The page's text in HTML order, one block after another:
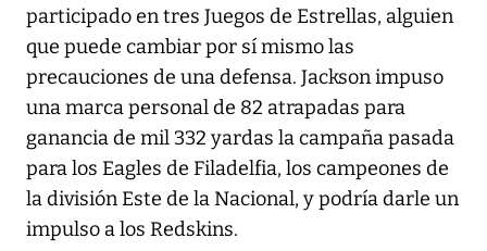
participado en tres Juegos de Estrellas, alguien
que puede cambiar por sí mismo las
precauciones de una defensa. Jackson impuso
una marca personal de 82 atrapadas para
ganancia de mil 332 yardas la campaña pasada
para los Eagles de Filadelfia, los campeones de
la división Este de la Nacional, y podría darle un
impulso a los Redskins.